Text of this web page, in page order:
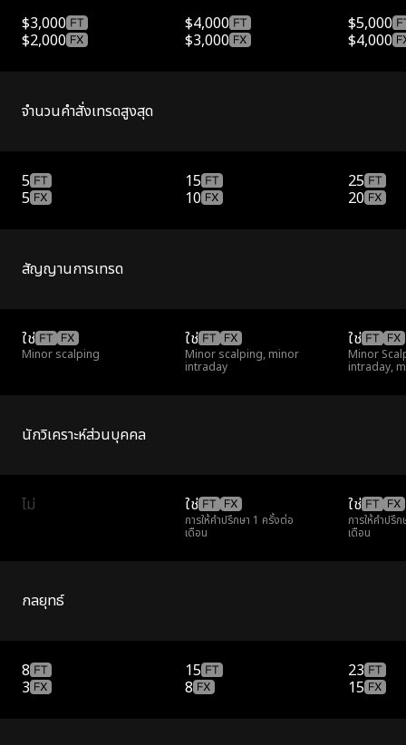
$3,000
$2,000
$4,000
$3,000
$5,000
$4,000
จำนวนคำสั่งเทรดสูงสุด
5
5
15
10
25
20
สัญญานการเทรด
ใช่
Minor scalping
ใช่
Minor scalping, minor
intraday
ใช่
Minor
intraday,
นักวิเคราะห์ส่วนบุคคล
ไม่ ใช่
การให้คำปรึกษา 1 ครั้งต่อ
เดือน
ใช่
การให้คำปรึ
เดือน
กลยุทธ์
8
3
15
8
23
15